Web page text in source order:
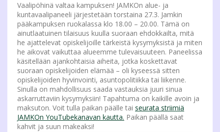
Vaalipöhinä valtaa kampuksen! JAMKOn alue- ja
kuntavaalipaneeli järjestetään torstaina 27.3. Jamkin
pääkampuksen ruokalassa klo 18.00 – 20.00. Tämä on
ainutlaatuinen tilaisuus kuulla suoraan ehdokkailta, mitä
he ajattelevat opiskelijoille tärkeistä kysymyksistä ja miten
he aikovat vaikuttaa alueemme tulevaisuuteen. Paneelissa
käsitellään ajankohtaisia aiheita, jotka koskettavat
suoraan opiskelijoiden elämää – oli kyseessä sitten
opiskelijoiden hyvinvointi, asuntopolitiikka tai liikenne.
Sinulla on mahdollisuus saada vastauksia juuri sinua
askarruttaviin kysymyksiin! Tapahtuma on kaikille avoin ja
maksuton. Voit tulla paikan päälle tai seurata striimiä
JAMKOn YouTubekanavan kautta. Paikan päällä saat
kahvit ja suun makeaksi!